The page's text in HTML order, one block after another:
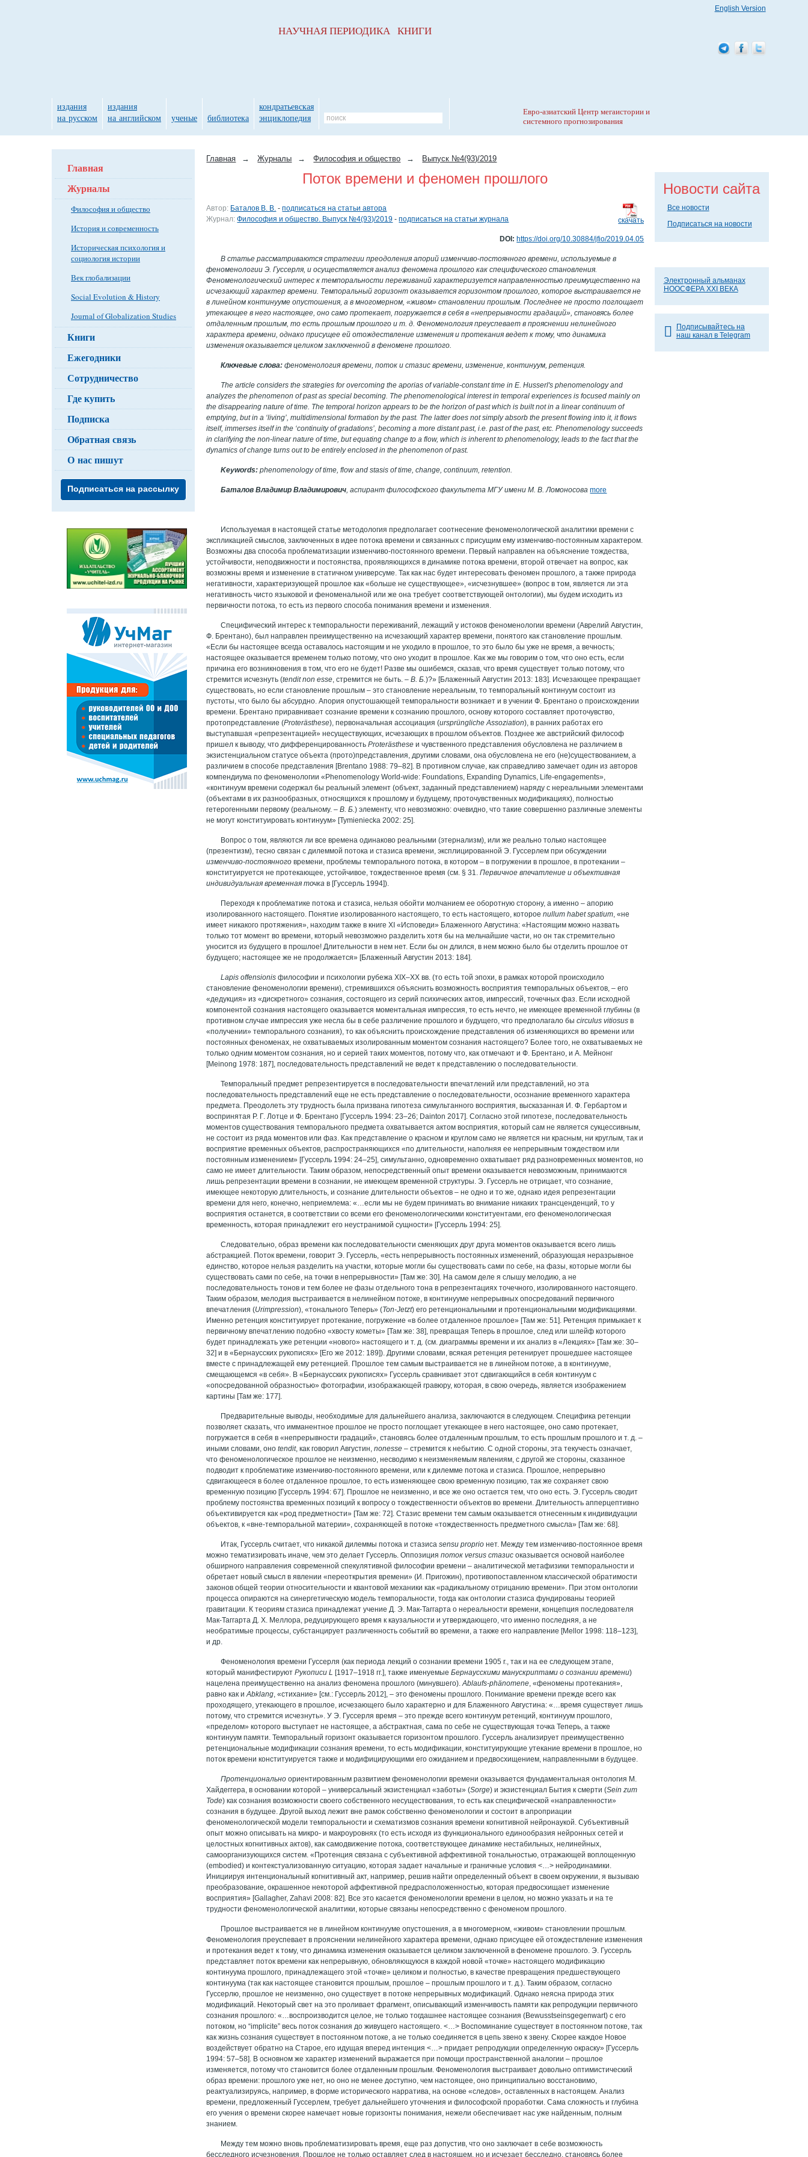
Главная → Журналы → Философия и общество → Выпуск №4(93)/2019
Поток времени и феномен прошлого
скачать
Автор: Баталов В. В. -подписаться на статьи автора
Журнал: Философия и общество. Выпуск №4(93)/2019 -подписаться на статьи журнала
DOI: https://doi.org/10.30884/jfio/2019.04.05
В статье рассматриваются стратегии преодоления апорий изменчиво-постоянного времени, используемые в
феноменологии Э. Гуссерля, и осуществляется анализ феномена прошлого как специфического становления.
Феноменологический интерес к темпоральности переживаний характеризуется направленностью преимущественно на
исчезающий характер времени. Темпоральный горизонт оказывается горизонтом прошлого, которое выстраивается не
в линейном континууме опустошения, а в многомерном, «живом» становлении прошлым. Последнее не просто поглощает
утекающее в него настоящее, оно само протекает, погружается в себя в «непрерывности градаций», становясь более
отдаленным прошлым, то есть прошлым прошлого и т. д. Феноменология преуспевает в прояснении нелинейного
характера времени, однако присущее ей отождествление изменения и протекания ведет к тому, что динамика
изменения оказывается целиком заключенной в феномене прошлого.
Ключевые слова:феноменология времени, поток и стазис времени, изменение, континуум, ретенция.
The article considers the strategies for overcoming the aporias of variable-constant time in E. Husserl's phenomenology and
analyzes the phenomenon of past as special becoming. The phenomenological interest in temporal experiences is focused mainly on
the disappearing nature of time. The temporal horizon appears to be the horizon of past which is built not in a linear continuum of
emptying, but in a ‘living’, multidimensional formation by the past. The latter does not simply absorb the present flowing into it, it flows
itself, immerses itself in the ‘continuity of gradations’, becoming a more distant past, i.e. past of the past, etc. Phenomenology succeeds
in clarifying the non-linear nature of time, but equating change to a flow, which is inherent to phenomenology, leads to the fact that the
dynamics of change turns out to be entirely enclosed in the phenomenon of past.
Keywords:phenomenology of time, flow and stasis of time, change, continuum, retention.
Баталов Владимир Владимирович, аспирант философского факультета МГУ имени М. В. Ломоносоваmore
Используемая в настоящей статье методология предполагает соотнесение феноменологической аналитики времени с
экспликацией смыслов, заключенных в идее потока времени и связанных с присущим ему изменчиво-постоянным характером.
Возможны два способа проблематизации изменчиво-постоянного времени. Первый направлен на объяснение тождества,
устойчивости, неподвижности и постоянства, проявляющихся в динамике потока времени, второй отвечает на вопрос, как
возможны время и изменение в статичном универсуме. Так как нас будет интересовать феномен прошлого, а также природа
негативности, характеризующей прошлое как «больше не существующее», «исчезнувшее» (вопрос в том, является ли эта
негативность чисто языковой и феноменальной или же она требует соответствующей онтологии), мы будем исходить из
первичности потока, то есть из первого способа понимания времени и изменения.
Специфический интерес к темпоральности переживаний, лежащий у истоков феноменологии времени (Аврелий Августин,
Ф. Брентано), был направлен преимущественно на исчезающий характер времени, понятого как становление прошлым.
«Если бы настоящее всегда оставалось настоящим и не уходило в прошлое, то это было бы уже не время, а вечность;
настоящее оказывается временем только потому, что оно уходит в прошлое. Как же мы говорим о том, что оно есть, если
причина его возникновения в том, что его не будет! Разве мы ошибемся, сказав, что время существует только потому, что
стремится исчезнуть (tendit non esse, стремится не быть. –В. Б.)?» [Блаженный Августин 2013: 183]. Исчезающее прекращает
существовать, но если становление прошлым – это становление нереальным, то темпоральный континуум состоит из
пустоты, что было бы абсурдно. Апория опустошающей темпоральности возникает и в учении Ф. Брентано о происхождении
времени. Брентано приравнивает сознание времени к сознанию прошлого, основу которого составляет проточувство,
протопредставление (Proterästhese), первоначальная ассоциация (ursprüngliche Assoziation), в ранних работах его
выступавшая «репрезентацией» несуществующих, исчезающих в прошлом объектов. Позднее же австрийский философ
пришел к выводу, что дифференцированностьProterästhese и чувственного представления обусловлена не различием в
экзистенциальном статусе объекта (прото)представления, другими словами, она обусловлена не его (не)существованием, а
различием в способе представления [Brentano 1988: 79–82]. В противном случае, как справедливо замечает один из авторов
компендиума по феноменологии «Phenomenology World-wide: Foundations, Expanding Dynamics, Life-engagements»,
«континуум времени содержал бы реальный элемент (объект, заданный представлением) наряду с нереальными элементами
(объектами в их разнообразных, относящихся к прошлому и будущему, проточувственных модификациях), полностью
гетерогенными первому (реальному. –В. Б.) элементу, что невозможно: очевидно, что такие совершенно различные элементы
не могут конституировать континуум» [Tymieniecka 2002: 25].
Вопрос о том, являются ли все времена одинаково реальными (этернализм), или же реально только настоящее
(презентизм), тесно связан с дилеммой потока и стазиса времени, эксплицированной Э. Гуссерлем при обсуждении
изменчиво-постоянного времени, проблемы темпорального потока, в котором – в погружении в прошлое, в протекании –
конституируется не протекающее, устойчивое, тождественное время (см. § 31. Первичное впечатление и объективная
индивидуальная временная точка в [Гуссерль 1994]).
Переходя к проблематике потока и стазиса, нельзя обойти молчанием ее оборотную сторону, а именно – апорию
изолированного настоящего. Понятие изолированного настоящего, то есть настоящего, котороеnullum habet spatium, «не
имеет никакого протяжения», находим также в книге XI «Исповеди» Блаженного Августина: «Настоящим можно назвать
только тот момент во времени, который невозможно разделить хотя бы на мельчайшие части, но он так стремительно
уносится из будущего в прошлое! Длительности в нем нет. Если бы он длился, в нем можно было бы отделить прошлое от
будущего; настоящее же не продолжается» [Блаженный Августин 2013: 184].
Lapis offensionis философии и психологии рубежа XIX–XX вв. (то есть той эпохи, в рамках которой происходило
становление феноменологии времени), стремившихся объяснить возможность восприятия темпоральных объектов, – его
«дедукция» из «дискретного» сознания, состоящего из серий психических актов, импрессий, точечных фаз. Если исходной
компонентой сознания настоящего оказывается моментальная импрессия, то есть нечто, не имеющее временной глубины (в
противном случае импрессия уже несла бы в себе различение прошлого и будущего, что предполагало быcirculus vitiosus в
«получении» темпорального сознания), то как объяснить происхождение представления об изменяющихся во времени или
постоянных феноменах, не охватываемых изолированным моментом сознания настоящего? Более того, не охватываемых не
только одним моментом сознания, но и серией таких моментов, потому что, как отмечают и Ф. Брентано, и А. Мейнонг
[Meinong 1978: 187], последовательность представлений не ведет к представлению о последовательности.
Темпоральный предмет репрезентируется в последовательности впечатлений или представлений, но эта
последовательность представлений еще не есть представление о последовательности, осознание временного характера
предмета. Преодолеть эту трудность была призвана гипотеза симультанного восприятия, высказанная И. Ф. Гербартом и
воспринятая Р. Г. Лотце и Ф. Брентано [Гуссерль 1994: 23–26; Dainton 2017]. Согласно этой гипотезе, последовательность
моментов существования темпорального предмета охватывается актом восприятия, который сам не является сукцессивным,
не состоит из ряда моментов или фаз. Как представление о красном и круглом само не является ни красным, ни круглым, так и
восприятие временных объектов, распространяющихся «по длительности, наполняя ее непрерывным тождеством или
постоянным изменением» [Гуссерль 1994: 24–25], симультанно, одновременно охватывает ряд разновременных моментов, но
само не имеет длительности. Таким образом, непосредственный опыт времени оказывается невозможным, принимаются
лишь репрезентации времени в сознании, не имеющем временной структуры. Э. Гуссерль не отрицает, что сознание,
имеющее некоторую длительность, и сознание длительности объектов – не одно и то же, однако идея репрезентации
времени для него, конечно, неприемлема: «…если мы не будем принимать во внимание никаких трансценденций, то у
восприятия останется, в соответствии со всеми его феноменологическими конституентами, его феноменологическая
временность, которая принадлежит его неустранимой сущности» [Гуссерль 1994: 25].
Следовательно, образ времени как последовательности сменяющих друг друга моментов оказывается всего лишь
абстракцией. Поток времени, говорит Э. Гуссерль, «есть непрерывность постоянных изменений, образующая неразрывное
единство, которое нельзя разделить на участки, которые могли бы существовать сами по себе, на фазы, которые могли бы
существовать сами по себе, на точки в непрерывности» [Там же: 30]. На самом деле я слышу мелодию, а не
последовательность тонов и тем более не фазы отдельного тона в репрезентациях точечного, изолированного настоящего.
Таким образом, мелодия выстраивается в нелинейном потоке, в континууме непрерывных опосредований первичного
впечатления (Urimpression), «тонального Теперь» (Ton-Jetzt) его ретенциональными и протенциональными модификациями.
Именно ретенция конституирует протекание, погружение «в более отдаленное прошлое» [Там же: 51]. Ретенция примыкает к
первичному впечатлению подобно «хвосту кометы» [Там же: 38], превращая Теперь в прошлое, след или шлейф которого
будет принадлежать уже ретенции «нового» настоящего и т. д. (см. диаграммы времени и их анализ в «Лекциях» [Там же: 30–
32] и в «Бернаусских рукописях» [Его же 2012: 189]). Другими словами, всякая ретенция ретенирует прошедшее настоящее
вместе с принадлежащей ему ретенцией. Прошлое тем самым выстраивается не в линейном потоке, а в континууме,
смещающемся «в себя». В «Бернаусских рукописях» Гуссерль сравнивает этот сдвигающийся в себя континуум с
«опосредованной образностью» фотографии, изображающей гравюру, которая, в свою очередь, является изображением
картины [Там же: 177].
Предварительные выводы, необходимые для дальнейшего анализа, заключаются в следующем. Специфика ретенции
позволяет сказать, что имманентное прошлое не просто поглощает утекающее в него настоящее, оно само протекает,
погружается в себя в «непрерывности градаций», становясь более отдаленным прошлым, то есть прошлым прошлого и т. д. –
иными словами, оноtendit, как говорил Августин,nonesse – стремится к небытию. С одной стороны, эта текучесть означает,
что феноменологическое прошлое не неизменно, несводимо к неизменяемым явлениям, с другой же стороны, сказанное
подводит к проблематике изменчиво-постоянного времени, или к дилемме потока и стазиса. Прошлое, непрерывно
сдвигающееся в более отдаленное прошлое, то есть изменяющее свою временную позицию, так же сохраняет свою
временную позицию [Гуссерль 1994: 67]. Прошлое не неизменно, и все же оно остается тем, что оно есть. Э. Гуссерль сводит
проблему постоянства временных позиций к вопросу о тождественности объектов во времени. Длительность апперцептивно
объективируется как «род предметности» [Там же: 72]. Стазис времени тем самым оказывается отнесенным к индивидуации
объектов, к «вне-темпоральной материи», сохраняющей в потоке «тождественность предметного смысла» [Там же: 68].
Итак, Гуссерль считает, что никакой дилеммы потока и стазисаsensu proprio нет. Между тем изменчиво-постоянное время
можно тематизировать иначе, чем это делает Гуссерль. Оппозицияпотокversus стазисоказывается основой наиболее
обширного направления современной спекулятивной философии времени – аналитической метафизики темпоральности и
обретает новый смысл в явлении «переоткрытия времени» (И. Пригожин), противопоставленном классической обратимости
законов общей теории относительности и квантовой механики как «радикальному отрицанию времени». При этом онтологии
процесса опираются на синергетическую модель темпоральности, тогда как онтологии стазиса фундированы теорией
гравитации. К теориям стазиса принадлежат учение Д. Э. Мак-Таггарта о нереальности времени, концепция последователя
Мак-Таггарта Д. Х. Меллора, редуцирующего время к каузальности и утверждающего, что именно последняя, а не
необратимые процессы, субстанцирует различенность событий во времени, а также его направление [Mellor 1998: 118–123],
и др.
Феноменология времени Гуссерля (как периода лекций о сознании времени 1905 г., так и на ее следующем этапе,
который манифестируютРукописиL [1917–1918 гг.], также именуемыеБернаусскими манускриптами о сознании времени)
нацелена преимущественно на анализ феномена прошлого (минувшего).Ablaufs-phänomene, «феномены протекания»,
равно как иAbklang, «стихание» [см.: Гуссерль 2012], – это феномены прошлого. Понимание времени прежде всего как
проходящего, утекающего в прошлое, исчезающего было характерно и для Блаженного Августина: «…время существует лишь
потому, что стремится исчезнуть». У Э. Гуссерля время – это прежде всего континуум ретенций, континуум прошлого,
«пределом» которого выступает не настоящее, а абстрактная, сама по себе не существующая точка Теперь, а также
континуум памяти. Темпоральный горизонт оказывается горизонтом прошлого. Гуссерль анализирует преимущественно
ретенциональные модификации сознания времени, то есть модификации, конституирующие утекание времени в прошлое, но
поток времени конституируется также и модифицирующими его ожиданием и предвосхищением, направленными в будущее.
Протенционально ориентированным развитием феноменологии времени оказывается фундаментальная онтология М.
Хайдеггера, в основании которой – универсальный экзистенциал «заботы» (Sorge) и экзистенциал Бытия к смерти (Sein zum
Tode) как сознания возможности своего собственного несуществования, то есть как специфической «направленности»
сознания в будущее. Другой выход лежит вне рамок собственно феноменологии и состоит в апроприации
феноменологической модели темпоральности и схематизмов сознания времени когнитивной нейронаукой. Субъективный
опыт можно описывать на микро- и макроуровнях (то есть исходя из функционального единообразия нейронных сетей и
целостных когнитивных актов), как самодвижение потока, соответствующее динамике нестабильных, нелинейных,
самоорганизующихся систем. «Протенция связана с субъективной аффективной тональностью, отражающей воплощенную
(embodied) и контекстуализованную ситуацию, которая задает начальные и граничные условия <…> нейродинамики.
Инициируя интенциональный когнитивный акт, например, решив найти определенный объект в своем окружении, я вызываю
преобразование, окрашенное некоторой аффективной предрасположенностью, которая предвосхищает изменение
восприятия» [Gallagher, Zahavi 2008: 82]. Все это касается феноменологии времени в целом, но можно указать и на те
трудности феноменологической аналитики, которые связаны непосредственно с феноменом прошлого.
Прошлое выстраивается не в линейном континууме опустошения, а в многомерном, «живом» становлении прошлым.
Феноменология преуспевает в прояснении нелинейного характера времени, однако присущее ей отождествление изменения
и протекания ведет к тому, что динамика изменения оказывается целиком заключенной в феномене прошлого. Э. Гуссерль
представляет поток времени как непрерывную, обновляющуюся в каждой новой «точке» настоящего модификацию
континуума прошлого, принадлежащего этой «точке» целиком и полностью, в качестве превращения предшествующего
континуума (так как настоящее становится прошлым, прошлое – прошлым прошлого и т. д.). Таким образом, согласно
Гуссерлю, прошлое не неизменно, оно существует в потоке непрерывных модификаций. Однако неясна природа этих
модификаций. Некоторый свет на это проливает фрагмент, описывающий изменчивость памяти как репродукции первичного
сознания прошлого: «…воспроизводится целое, не только тогдашнее настоящее сознания (Bewusstseinsgegenwart) с его
потоком, но “implicite” весь поток сознания до живущего настоящего. <…> Воспоминание существует в постоянном потоке, так
как жизнь сознания существует в постоянном потоке, а не только соединяется в цепь звено к звену. Скорее каждое Новое
воздействует обратно на Старое, его идущая вперед интенция <…> придает репродукции определенную окраску» [Гуссерль
1994: 57–58]. В основном же характер изменений выражается при помощи пространственной аналогии – прошлое
изменяется, потому что становится более отдаленным прошлым. Феноменология выстраивает довольно оптимистический
образ времени: прошлого уже нет, но оно не менее доступно, чем настоящее, оно принципиально восстановимо,
реактуализируясь, например, в форме исторического нарратива, на основе «следов», оставленных в настоящем. Анализ
времени, предложенный Гуссерлем, требует дальнейшего уточнения и философской проработки. Сама сложность и глубина
его учения о времени скорее намечает новые горизонты понимания, нежели обеспечивает нас уже найденным, полным
знанием.
Между тем можно вновь проблематизировать время, еще раз допустив, что оно заключает в себе возможность
бесследного исчезновения. Прошлое не только оставляет след в настоящем, но и исчезает бесследно, становясь более
Главная
Журналы
Философия и общество
История и современность
Историческая психология и
социология истории
Век глобализации
Social Evolution & History
Journal of Globalization Studies
Книги
Ежегодники
Сотрудничество
Где купить
Подписка
Обратная связь
О нас пишут
Подписаться на рассылку
Новости сайта
Все новости
Подписаться на новости
Электронный альманах
НООСФЕРА XXI ВЕКА
Подписывайтесь на
наш канал в Telegram
НАУЧНАЯ ПЕРИОДИКА КНИГИ
издания
на русском
издания
на английском
ученые библиотека
кондратьевская
энциклопедия
Евро-азиатский Центр мегаистории и
системного прогнозирования
English Version